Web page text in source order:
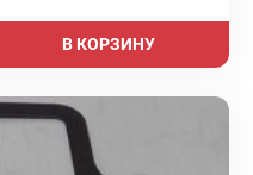
В КОРЗИНУ